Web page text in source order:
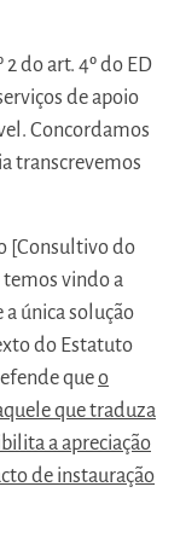
do art. 4º do ED
de apoio
Concordamos
transcrevemos
[Consultivo do
vindo a
a única solução
do Estatuto
queo
que traduza
a apreciação
de instauração